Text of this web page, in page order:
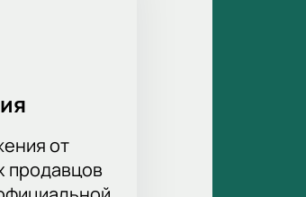
билеты
от
продавцов